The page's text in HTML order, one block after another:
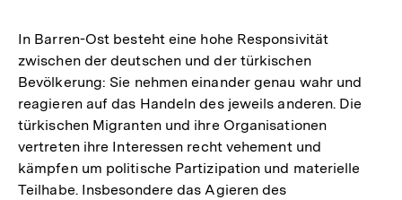
In Barren-Ost besteht eine hohe Responsivität
zwischen der deutschen und der türkischen
Bevölkerung: Sie nehmen einander genau wahr und
reagieren auf das Handeln des jeweils anderen. Die
türkischen Migranten und ihre Organisationen
vertreten ihre Interessen recht vehement und
kämpfen um politische Partizipation und materielle
Teilhabe. Insbesondere das Agieren des